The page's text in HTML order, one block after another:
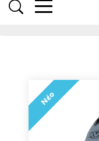
Νέο